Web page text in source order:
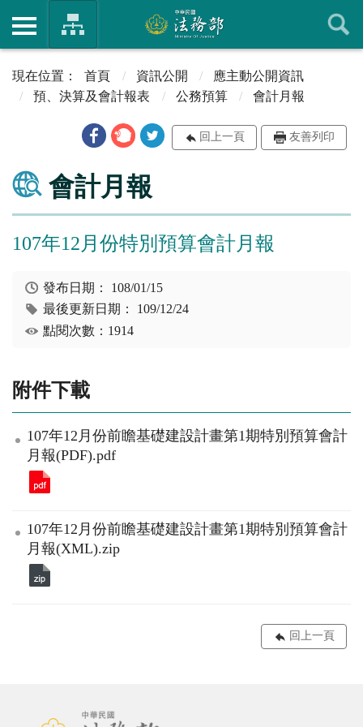
首頁 資訊公開
應主動公開資訊
預、決算及會計報表
公務預算 會計月報
回上一頁 友善列印
會計月報
107年12月份特別預算會計月報
發布日期： 108/01/15
最後更新日期： 109/12/24
點閱次數：1914
附件下載
107年12月份前瞻基礎建設計畫第1期特別預算會計
月報(PDF).pdf
107年12月份前瞻基礎建設計畫第1期特別預算會計
月報(XML).zip
回上一頁